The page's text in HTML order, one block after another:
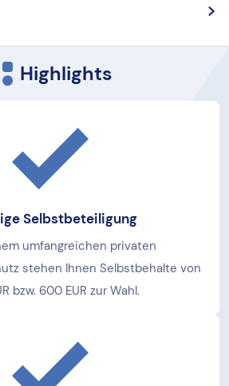
Highlights
Selbstbeteiligung
umfangreichen privaten
stehen Ihnen Selbstbehalte von
bzw. 600 EUR zur Wahl.